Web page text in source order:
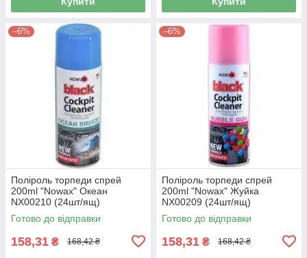
–6%
Поліроль торпеди спрей
200ml "Nowax" Океан
NX00210 (24шт/ящ)
Готово до відправки
158,31 ₴ 168,42 ₴
–6%
Поліроль торпеди спрей
200ml "Nowax" Жуйка
NX00209 (24шт/ящ)
Готово до відправки
158,31 ₴ 168,42 ₴